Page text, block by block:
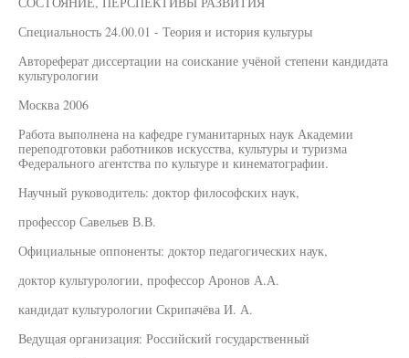
Специальность 24.00.01 - Теория и история культуры
Автореферат диссертации на соискание учёной степени кандидата
культурологии
Москва 2006
Работа выполнена на кафедре гуманитарных наук Академии
переподготовки работников искусства, культуры и туризма
Федерального агентства по культуре и кинематографии.
Научный руководитель: доктор философских наук,
профессор Савельев В.В.
Официальные оппоненты: доктор педагогических наук,
доктор культурологии, профессор Аронов А.А.
кандидат культурологии Скрипачёва И. А.
Ведущая организация: Российский государственный